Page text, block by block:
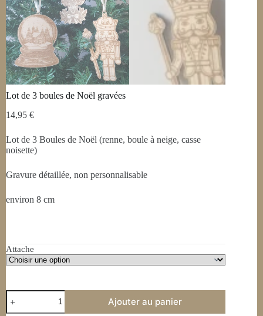
Lot de 3 boules de Noël gravées
14,95 €
Lot de 3 Boules de Noël (renne, boule à neige, casse
noisette)
Gravure détaillée, non personnalisable
environ 8 cm
Attache
Ajouter au panier